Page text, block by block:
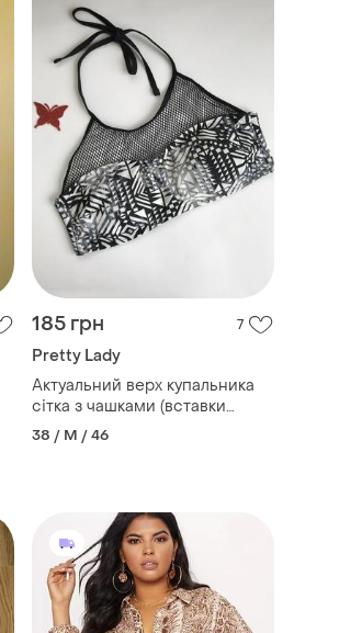
185 грн 7
Pretty Lady
Актуальний верх купальника
сітка з чашками (вставки
виймаються) ❤️ сток
38 / M / 46